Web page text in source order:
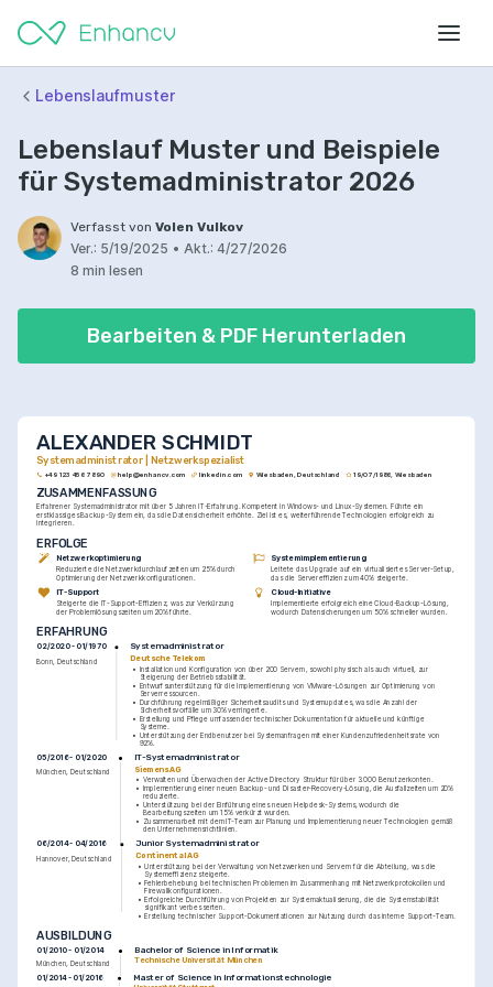
Lebenslaufmuster
Lebenslauf Muster und Beispiele
für Systemadministrator 2026
Verfasst von Volen Vulkov
Ver.: 5/19/2025 • Akt.: 4/27/2026
8 min lesen
Bearbeiten & PDF Herunterladen
ALEXANDER SCHMIDT
Systemadministrator | Netzwerkspezialist
+49 123 456 7890 help@enhancv.com linkedin.com Wiesbaden, Deutschland 19/07/1986, Wiesbaden
ZUSAMMENFASSUNG
Erfahrener Systemadministrator mit über 5 Jahren IT-Erfahrung. Kompetent in Windows- und Linux-Systemen. Führte ein
erstklassiges Backup-System ein, das die Datensicherheit erhöhte. Ziel ist es, weiterführende Technologien erfolgreich zu
integrieren.
ERFOLGE
Netzwerkoptimierung
Reduzierte die Netzwerkdurchlaufzeiten um 25% durch
Optimierung der Netzwerkkonfigurationen.
Systemimplementierung
Leitete das Upgrade auf ein virtualisiertes Server-Setup,
das die Servereffizienz um 40% steigerte.
IT-Support
Steigerte die IT-Support-Effizienz, was zur Verkürzung
der Problemlösungszeiten um 20% führte.
Cloud-Initiative
Implementierte erfolgreich eine Cloud-Backup-Lösung,
wodurch Datensicherungen um 50% schneller wurden.
ERFAHRUNG
02/2020 - 01/1970
Bonn, Deutschland
Systemadministrator
Deutsche Telekom
• Installation und Konfiguration von über 200 Servern, sowohl physisch als auch virtuell, zur
Steigerung der Betriebsstabilität.
• Entwurfsunterstützung für die Implementierung von VMware-Lösungen zur Optimierung von
Serverressourcen.
• Durchführung regelmäßiger Sicherheitsaudits und Systemupdates, was die Anzahl der
Sicherheitsvorfälle um 30% verringerte.
• Erstellung und Pflege umfassender technischer Dokumentation für aktuelle und künftige
Systeme.
• Unterstützung der Endbenutzer bei Systemanfragen mit einer Kundenzufriedenheitsrate von
92%.
05/2016 - 01/2020
München, Deutschland
IT-Systemadministrator
Siemens AG
• Verwalten und Überwachen der Active Directory Struktur für über 3.000 Benutzerkonten.
• Implementierung einer neuen Backup- und Disaster-Recovery-Lösung, die Ausfallzeiten um 20%
reduzierte.
• Unterstützung bei der Einführung eines neuen Helpdesk-Systems, wodurch die
Bearbeitungszeiten um 15% verkürzt wurden.
• Zusammenarbeit mit dem IT-Team zur Planung und Implementierung neuer Technologien gemäß
den Unternehmensrichtlinien.
06/2014 - 04/2016
Hannover, Deutschland
Junior Systemadministrator
Continental AG
• Unterstützung bei der Verwaltung von Netzwerken und Servern für die Abteilung, was die
Systemeffizienz steigerte.
• Fehlerbehebung bei technischen Problemen im Zusammenhang mit Netzwerkprotokollen und
Firewallkonfigurationen.
• Erfolgreiche Durchführung von Projekten zur Systemaktualisierung, die die Systemstabilität
signifikant verbesserten.
• Erstellung technischer Support-Dokumentationen zur Nutzung durch das interne Support-Team.
AUSBILDUNG
01/2010 - 01/2014
München, Deutschland
Bachelor of Science in Informatik
Technische Universität München
01/2014 - 01/2016 Master of Science in Informationstechnologie